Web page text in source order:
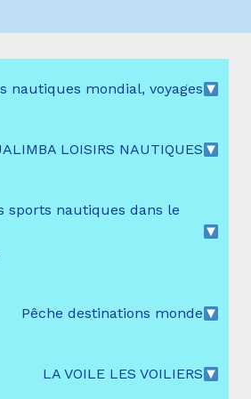
nautiques mondial, voyages
LOISIRS NAUTIQUES
sports nautiques dans le
Pêche destinations monde
LA VOILE LES VOILIERS